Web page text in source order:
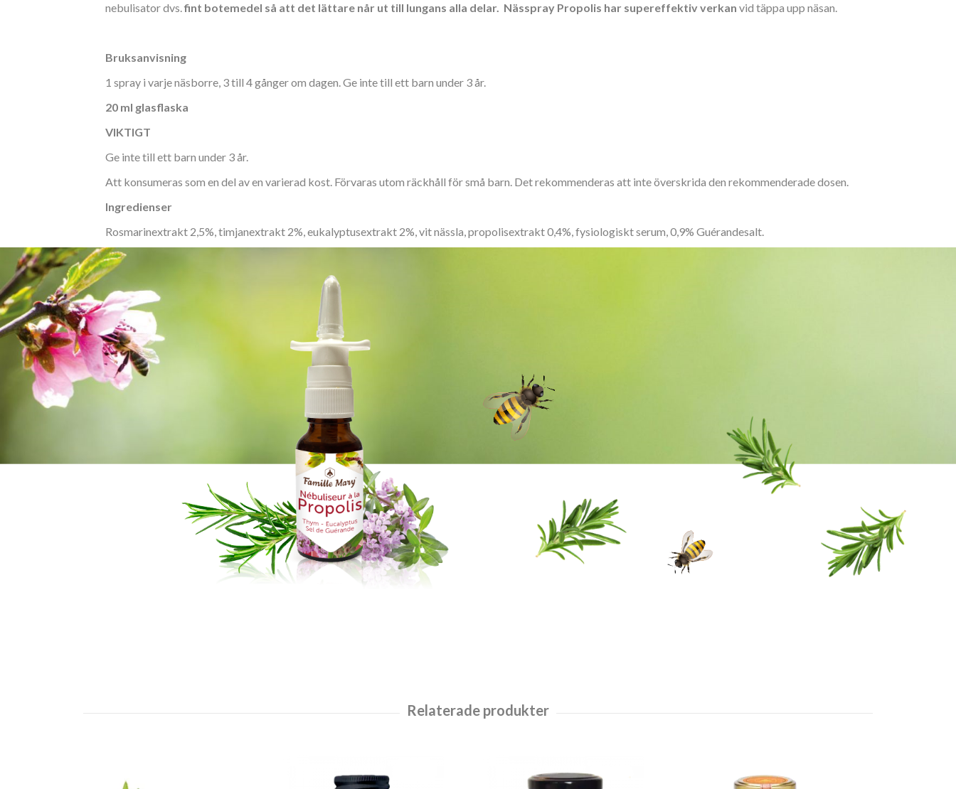
nebulisator dvs.fint botemedel så att det lättare når ut till lungans alla delar. Nässpray Propolis har supereffektiv verkan vid täppa upp näsan.
Bruksanvisning
1 spray i varje näsborre, 3 till 4 gånger om dagen. Ge inte till ett barn under 3 år.
20 ml glasflaska
VIKTIGT
Ge inte till ett barn under 3 år.
Att konsumeras som en del av en varierad kost. Förvaras utom räckhåll för små barn. Det rekommenderas att inte överskrida den rekommenderade dosen.
Ingredienser
Rosmarinextrakt 2,5%, timjanextrakt 2%, eukalyptusextrakt 2%, vit nässla, propolisextrakt 0,4%, fysiologiskt serum, 0,9% Guérandesalt.